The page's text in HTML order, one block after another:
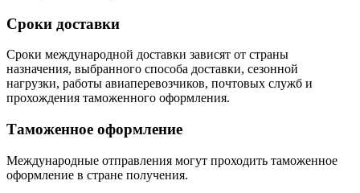
Сроки доставки
Сроки международной доставки зависят от страны
назначения, выбранного способа доставки, сезонной
нагрузки, работы авиаперевозчиков, почтовых служб и
прохождения таможенного оформления.
Таможенное оформление
Международные отправления могут проходить таможенное
оформление в стране получения.